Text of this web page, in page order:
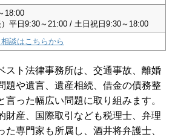
18:00
）平日9:30～21:00 / 土日祝日9:30～18:00
談はこちらから
スト法律事務所は、交通事故、離婚
題や遺言、遺産相続、借金の債務整
言った幅広い問題に取り組みます。
財産、国際取引なども税理士、弁理
た専門家も所属し、酒井将弁護士、